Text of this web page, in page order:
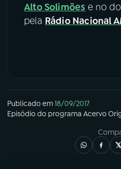
Alto Solimões e no
pela Rádio Nacional
Publicado em18/09/2017
Episódio do programa Acervo